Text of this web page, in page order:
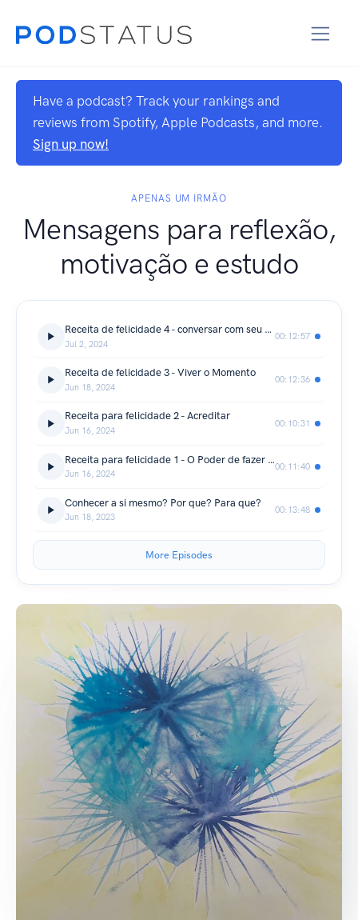
Have a podcast? Track your rankings and
reviews from Spotify, Apple Podcasts, and more.
Sign up now!
APENAS UM IRMÃO
Mensagens para reflexão,
motivação e estudo
Receita de felicidade 4 - conversar com seu passado e com seu futuro
Jul 2, 2024
00:12:57
Receita de felicidade 3 - Viver o Momento
Jun 18, 2024
00:12:36
Receita para felicidade 2 - Acreditar
Jun 16, 2024
00:10:31
Receita para felicidade 1 - O Poder de fazer o Bem
Jun 16, 2024
00:11:40
Conhecer a si mesmo? Por que? Para que?
Jun 18, 2023
00:13:48
More Episodes